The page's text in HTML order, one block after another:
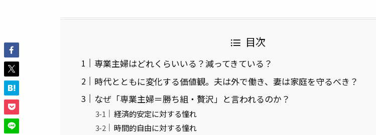
目次
専業主婦はどれくらいいる？減ってきている？
時代とともに変化する価値観。夫は外で働き、妻は家庭を守るべき？
なぜ「専業主婦＝勝ち組・贅沢」と言われるのか？
経済的安定に対する憧れ
時間的自由に対する憧れ